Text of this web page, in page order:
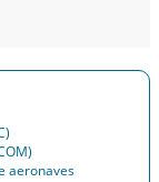
aeronaves